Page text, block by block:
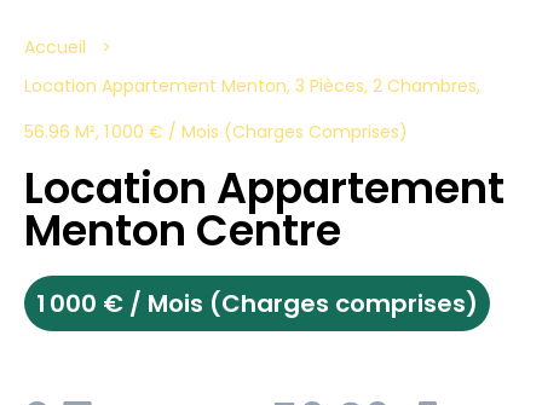
Accueil
Location Appartement Menton, 3 Pièces, 2 Chambres,
56.96 M², 1 000 € / Mois (Charges Comprises)
Location Appartement
Menton Centre
1 000 € / Mois (Charges comprises)